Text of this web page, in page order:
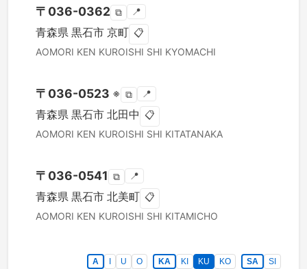
〒 036-0362 ⧉ 📍
青森県 黒石市 京町 📋
AOMORI KEN KUROISHI SHI KYOMACHI
〒 036-0523 ※ ⧉ 📍
青森県 黒石市 北田中 📋
AOMORI KEN KUROISHI SHI KITATANAKA
〒 036-0541 ⧉ 📍
青森県 黒石市 北美町 📋
AOMORI KEN KUROISHI SHI KITAMICHO
A U O KA KI KU KO SA
SI